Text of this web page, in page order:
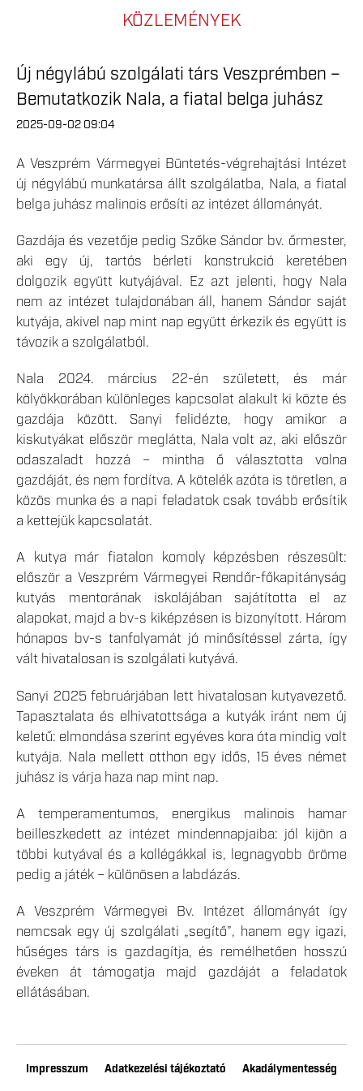
KÖZLEMÉNYEK
Új négylábú szolgálati társ Veszprémben –
Bemutatkozik Nala, a fiatal belga juhász
2025-09-02 09:04
A Veszprém Vármegyei Büntetés-végrehajtási Intézet
új négylábú munkatársa állt szolgálatba, Nala, a fiatal
belga juhász malinois erősíti az intézet állományát.
Gazdája és vezetője pedig Szőke Sándor bv. őrmester,
aki egy új, tartós bérleti konstrukció keretében
dolgozik együtt kutyájával. Ez azt jelenti, hogy Nala
nem az intézet tulajdonában áll, hanem Sándor saját
kutyája, akivel nap mint nap együtt érkezik és együtt is
távozik a szolgálatból.
Nala 2024. március 22-én született, és már
kölyökkorában különleges kapcsolat alakult ki közte és
gazdája között. Sanyi felidézte, hogy amikor a
kiskutyákat először meglátta, Nala volt az, aki először
odaszaladt hozzá – mintha ő választotta volna
gazdáját, és nem fordítva. A kötelék azóta is töretlen, a
közös munka és a napi feladatok csak tovább erősítik
a kettejük kapcsolatát.
A kutya már fiatalon komoly képzésben részesült:
először a Veszprém Vármegyei Rendőr-főkapitányság
kutyás mentorának iskolájában sajátította el az
alapokat, majd a bv-s kiképzésen is bizonyított. Három
hónapos bv-s tanfolyamát jó minősítéssel zárta, így
vált hivatalosan is szolgálati kutyává.
Sanyi 2025 februárjában lett hivatalosan kutyavezető.
Tapasztalata és elhivatottsága a kutyák iránt nem új
keletű: elmondása szerint egyéves kora óta mindig volt
kutyája. Nala mellett otthon egy idős, 15 éves német
juhász is várja haza nap mint nap.
A temperamentumos, energikus malinois hamar
beilleszkedett az intézet mindennapjaiba: jól kijön a
többi kutyával és a kollégákkal is, legnagyobb öröme
pedig a játék – különösen a labdázás.
A Veszprém Vármegyei Bv. Intézet állományát így
nemcsak egy új szolgálati „segítő”, hanem egy igazi,
hűséges társ is gazdagítja, és remélhetően hosszú
éveken át támogatja majd gazdáját a feladatok
ellátásában.
Impresszum Adatkezelési tájékoztató Akadálymentesség